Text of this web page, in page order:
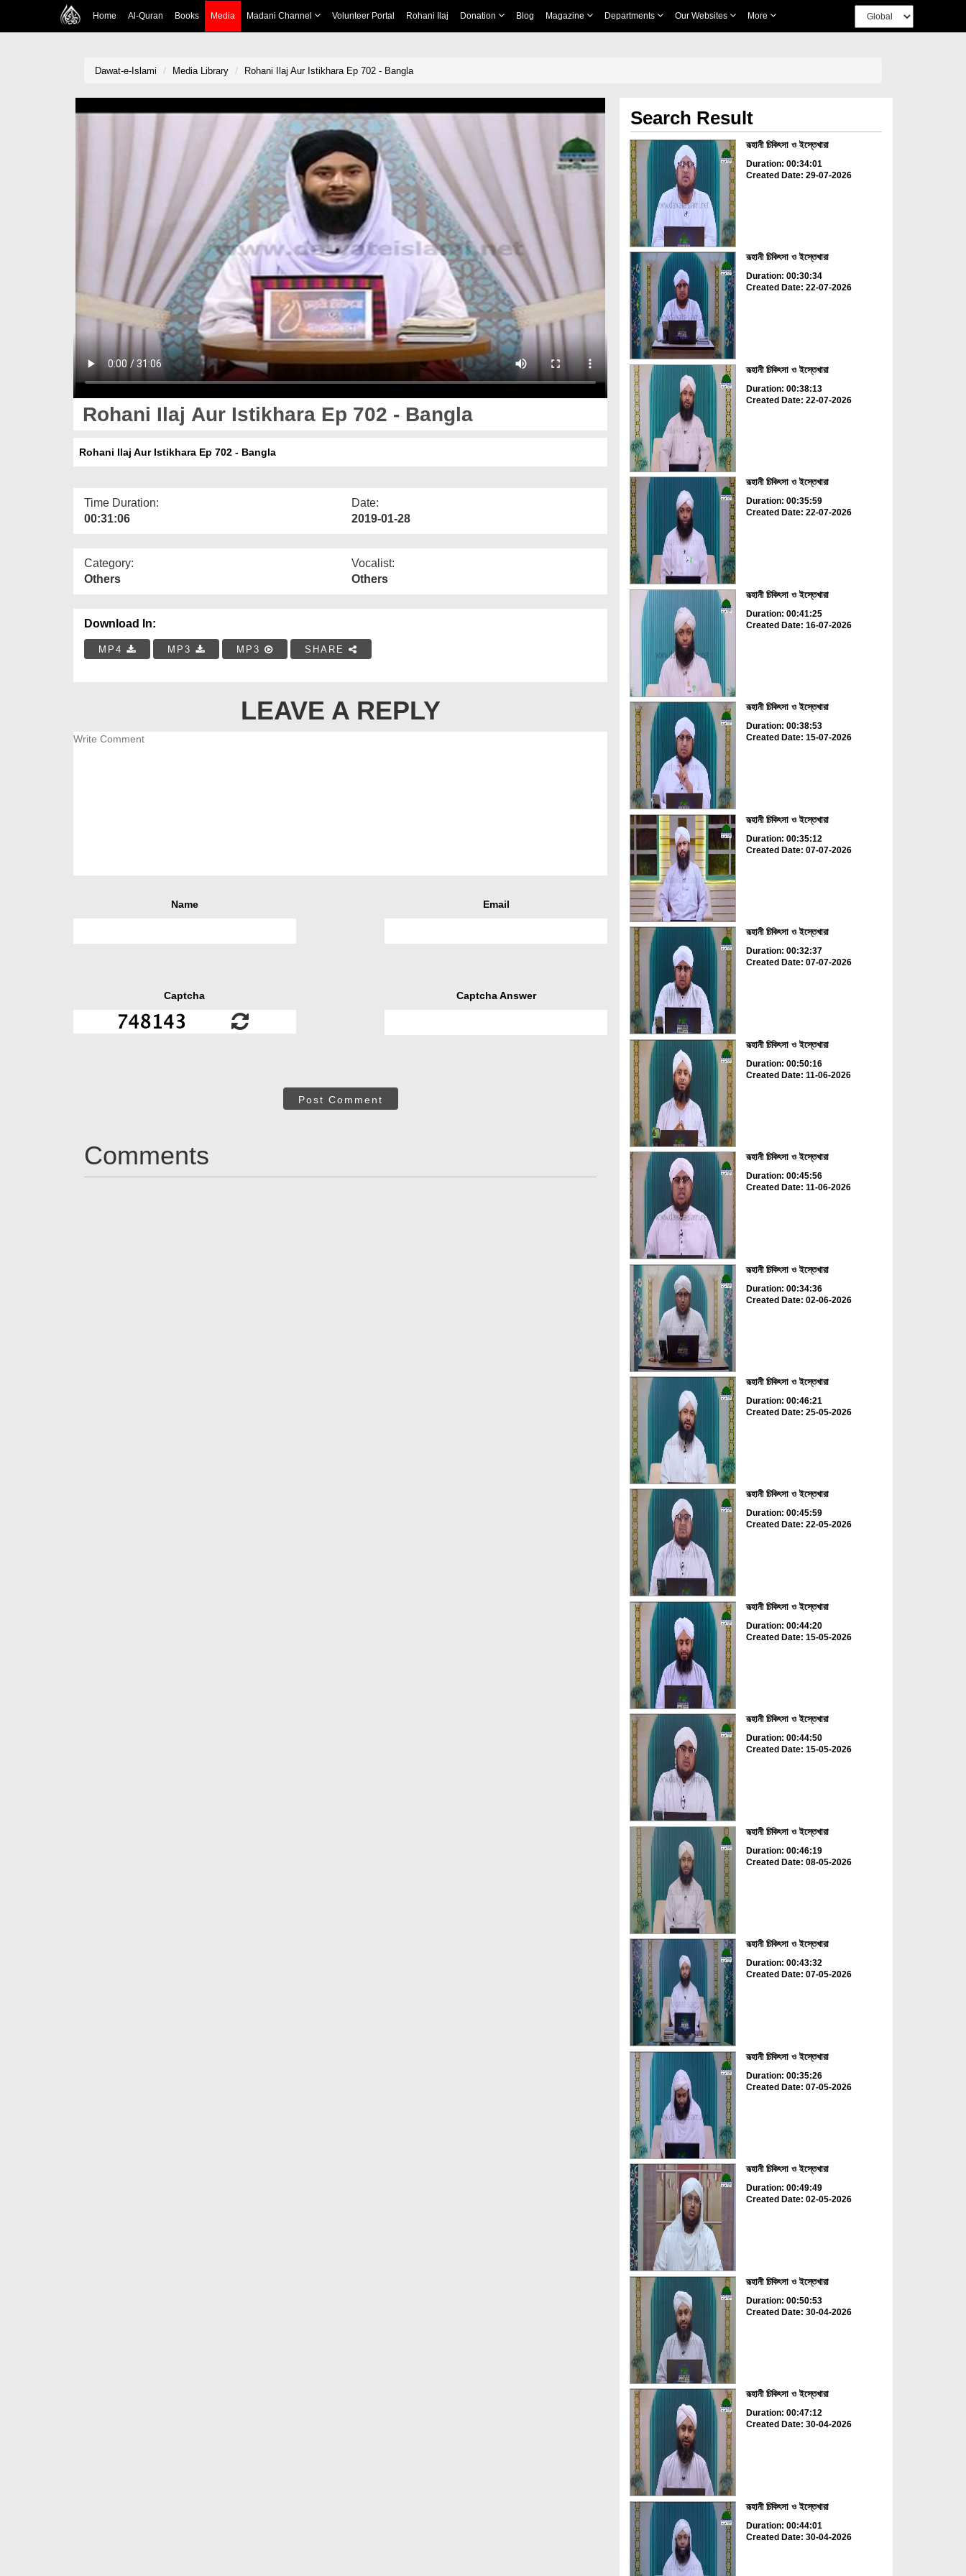
Home Al-Quran Books Media Madani Channel Volunteer Portal Rohani Ilaj Donation Blog Magazine Departments Our Websites More
Dawat-e-Islami Media Library Rohani Ilaj Aur Istikhara Ep 702 - Bangla
Rohani Ilaj Aur Istikhara Ep 702 - Bangla
Rohani Ilaj Aur Istikhara Ep 702 - Bangla
Time Duration:
00:31:06
Date:
2019-01-28
Category:
Others
Vocalist:
Others
Download In:
MP4 MP3 MP3 SHARE
LEAVE A REPLY
Name Email
Captcha Captcha Answer
Post Comment
Comments
Search Result
রূহানী চিকিৎসা ও ইস্তেখারা
Duration: 00:34:01
Created Date: 29-07-2026
রূহানী চিকিৎসা ও ইস্তেখারা
Duration: 00:30:34
Created Date: 22-07-2026
রূহানী চিকিৎসা ও ইস্তেখারা
Duration: 00:38:13
Created Date: 22-07-2026
রূহানী চিকিৎসা ও ইস্তেখারা
Duration: 00:35:59
Created Date: 22-07-2026
রূহানী চিকিৎসা ও ইস্তেখারা
Duration: 00:41:25
Created Date: 16-07-2026
রূহানী চিকিৎসা ও ইস্তেখারা
Duration: 00:38:53
Created Date: 15-07-2026
রূহানী চিকিৎসা ও ইস্তেখারা
Duration: 00:35:12
Created Date: 07-07-2026
রূহানী চিকিৎসা ও ইস্তেখারা
Duration: 00:32:37
Created Date: 07-07-2026
রূহানী চিকিৎসা ও ইস্তেখারা
Duration: 00:50:16
Created Date: 11-06-2026
রূহানী চিকিৎসা ও ইস্তেখারা
Duration: 00:45:56
Created Date: 11-06-2026
রূহানী চিকিৎসা ও ইস্তেখারা
Duration: 00:34:36
Created Date: 02-06-2026
রূহানী চিকিৎসা ও ইস্তেখারা
Duration: 00:46:21
Created Date: 25-05-2026
রূহানী চিকিৎসা ও ইস্তেখারা
Duration: 00:45:59
Created Date: 22-05-2026
রূহানী চিকিৎসা ও ইস্তেখারা
Duration: 00:44:20
Created Date: 15-05-2026
রূহানী চিকিৎসা ও ইস্তেখারা
Duration: 00:44:50
Created Date: 15-05-2026
রূহানী চিকিৎসা ও ইস্তেখারা
Duration: 00:46:19
Created Date: 08-05-2026
রূহানী চিকিৎসা ও ইস্তেখারা
Duration: 00:43:32
Created Date: 07-05-2026
রূহানী চিকিৎসা ও ইস্তেখারা
Duration: 00:35:26
Created Date: 07-05-2026
রূহানী চিকিৎসা ও ইস্তেখারা
Duration: 00:49:49
Created Date: 02-05-2026
রূহানী চিকিৎসা ও ইস্তেখারা
Duration: 00:50:53
Created Date: 30-04-2026
রূহানী চিকিৎসা ও ইস্তেখারা
Duration: 00:47:12
Created Date: 30-04-2026
রূহানী চিকিৎসা ও ইস্তেখারা
Duration: 00:44:01
Created Date: 30-04-2026